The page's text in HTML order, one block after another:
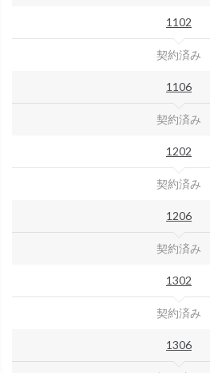
1102
契約済み
1106
契約済み
1202
契約済み
1206
契約済み
1302
契約済み
1306